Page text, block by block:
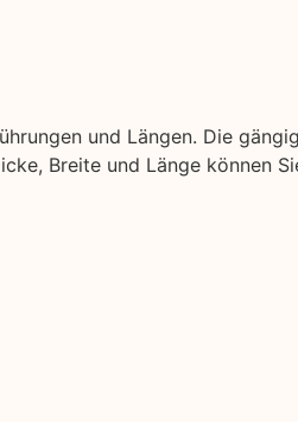
und Längen. Die
Breite und Länge können